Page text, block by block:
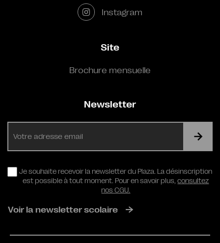
Instagram
Site
Brochure mensuelle
Newsletter
RGPD
Je souhaite recevoir la newsletter du Plaza. La désinscription
est possible à tout moment. Pour en savoir plus,consultez
nos CGU.
Voir la newsletter scolaire